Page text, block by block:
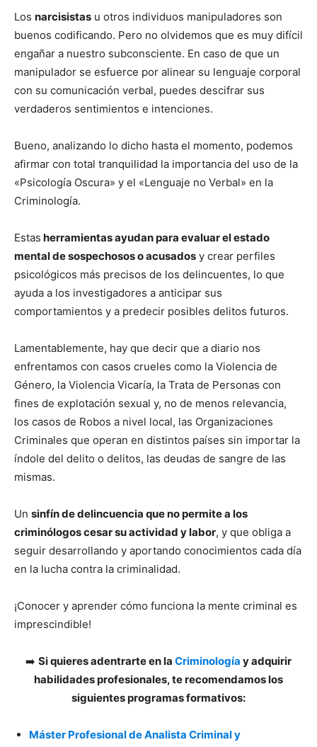
Los narcisistas u otros individuos manipuladores son
buenos codificando. Pero no olvidemos que es muy difícil
engañar a nuestro subconsciente. En caso de que un
manipulador se esfuerce por alinear su lenguaje corporal
con su comunicación verbal, puedes descifrar sus
verdaderos sentimientos e intenciones.
Bueno, analizando lo dicho hasta el momento, podemos
afirmar con total tranquilidad la importancia del uso de la
«Psicología Oscura» y el «Lenguaje no Verbal» en la
Criminología.
Estas herramientas ayudan para evaluar el estado
mental de sospechosos o acusados y crear perfiles
psicológicos más precisos de los delincuentes, lo que
ayuda a los investigadores a anticipar sus
comportamientos y a predecir posibles delitos futuros.
Lamentablemente, hay que decir que a diario nos
enfrentamos con casos crueles como la Violencia de
Género, la Violencia Vicaría, la Trata de Personas con
fines de explotación sexual y, no de menos relevancia,
los casos de Robos a nivel local, las Organizaciones
Criminales que operan en distintos países sin importar la
índole del delito o delitos, las deudas de sangre de las
mismas.
Un sinfín de delincuencia que no permite a los
criminólogos cesar su actividad y labor, y que obliga a
seguir desarrollando y aportando conocimientos cada día
en la lucha contra la criminalidad.
¡Conocer y aprender cómo funciona la mente criminal es
imprescindible!
➡️ Si quieres adentrarte en la Criminología y adquirir
habilidades profesionales, te recomendamos los
siguientes programas formativos:
Máster Profesional de Analista Criminal y